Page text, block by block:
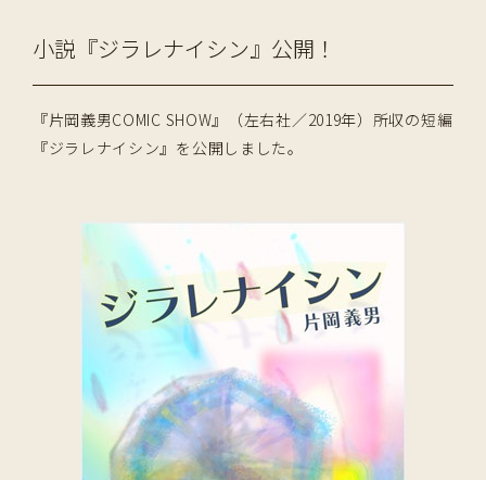
小説『ジラレナイシン』公開！
『片岡義男COMIC SHOW』（左右社／2019年）所収の短編
『ジラレナイシン』を公開しました。